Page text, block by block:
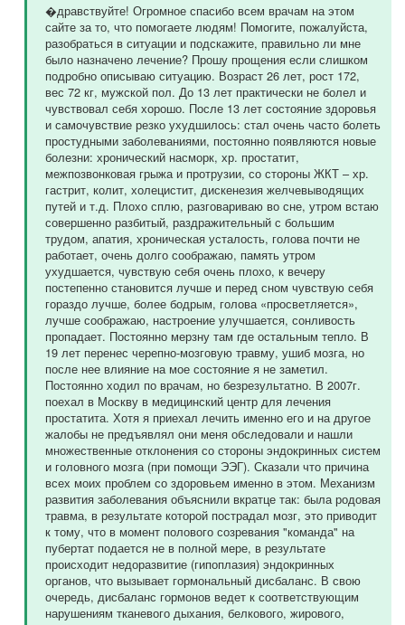
�дравствуйте! Огромное спасибо всем врачам на этом
сайте за то, что помогаете людям! Помогите, пожалуйста,
разобраться в ситуации и подскажите, правильно ли мне
было назначено лечение? Прошу прощения если слишком
подробно описываю ситуацию. Возраст 26 лет, рост 172,
вес 72 кг, мужской пол. До 13 лет практически не болел и
чувствовал себя хорошо. После 13 лет состояние здоровья
и самочувствие резко ухудшилось: стал очень часто болеть
простудными заболеваниями, постоянно появляются новые
болезни: хронический насморк, хр. простатит,
межпозвонковая грыжа и протрузии, со стороны ЖКТ – хр.
гастрит, колит, холецистит, дискенезия желчевыводящих
путей и т.д. Плохо сплю, разговариваю во сне, утром встаю
совершенно разбитый, раздражительный с большим
трудом, апатия, хроническая усталость, голова почти не
работает, очень долго соображаю, память утром
ухудшается, чувствую себя очень плохо, к вечеру
постепенно становится лучше и перед сном чувствую себя
гораздо лучше, более бодрым, голова «просветляется»,
лучше соображаю, настроение улучшается, сонливость
пропадает. Постоянно мерзну там где остальным тепло. В
19 лет перенес черепно-мозговую травму, ушиб мозга, но
после нее влияние на мое состояние я не заметил.
Постоянно ходил по врачам, но безрезультатно. В 2007г.
поехал в Москву в медицинский центр для лечения
простатита. Хотя я приехал лечить именно его и на другое
жалобы не предъявлял они меня обследовали и нашли
множественные отклонения со стороны эндокринных систем
и головного мозга (при помощи ЭЭГ). Сказали что причина
всех моих проблем со здоровьем именно в этом. Механизм
развития заболевания объяснили вкратце так: была родовая
травма, в результате которой пострадал мозг, это приводит
к тому, что в момент полового созревания "команда" на
пубертат подается не в полной мере, в результате
происходит недоразвитие (гипоплазия) эндокринных
органов, что вызывает гормональный дисбаланс. В свою
очередь, дисбаланс гормонов ведет к соответствующим
нарушениям тканевого дыхания, белкового, жирового,